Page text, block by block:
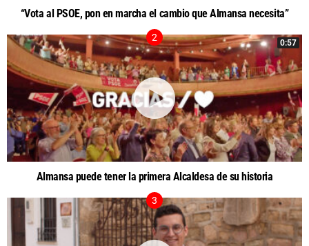
“Vota al PSOE, pon en marcha el cambio que Almansa necesita”
0:57
Almansa puede tener la primera Alcaldesa de su historia